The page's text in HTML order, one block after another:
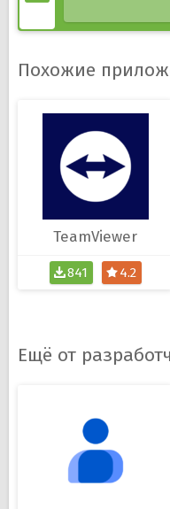
Похожие
TeamViewer
841 4.2
Ещё от